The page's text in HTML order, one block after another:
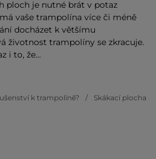
ploch je nutné brát v potaz
vaše trampolína více či méně
docházet k většímu
životnost trampolíny se zkracuje.
i to, že...
k trampolíně? Skákací plocha